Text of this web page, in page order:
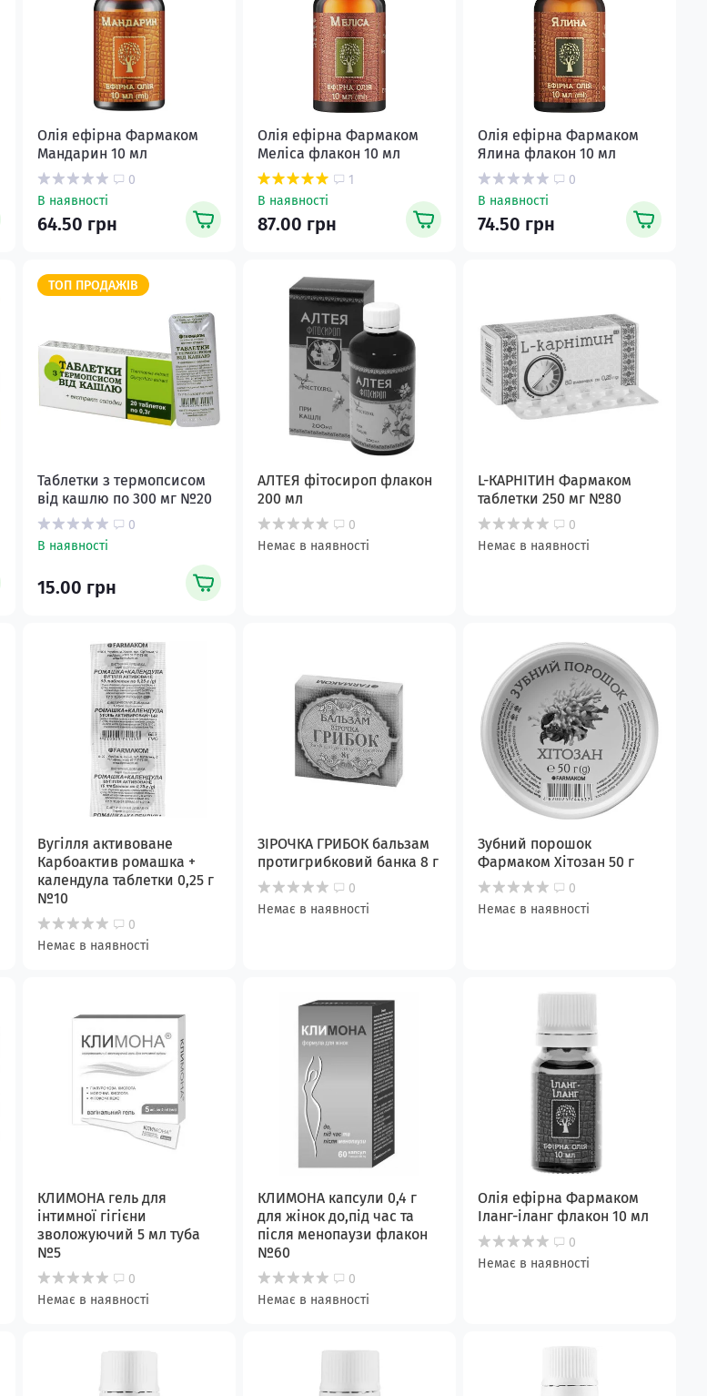
Олія ефірна Фармаком
Мандарин 10 мл
0
В наявності
64.50 грн
Олія ефірна Фармаком
Меліса флакон 10 мл
1
В наявності
87.00 грн
Олія ефірна Фармаком
Ялина флакон 10 мл
0
В наявності
74.50 грн
ТОП ПРОДАЖІВ
Таблетки з термопсисом
від кашлю по 300 мг №20
0
В наявності
15.00 грн
АЛТЕЯ фітосироп флакон
200 мл
0
Немає в наявності
L-КАРНІТИН Фармаком
таблетки 250 мг №80
0
Немає в наявності
Вугілля активоване
Карбоактив ромашка +
календула таблетки 0,25 г
№10
0
Немає в наявності
ЗІРОЧКА ГРИБОК бальзам
протигрибковий банка 8 г
0
Немає в наявності
Зубний порошок
Фармаком Хітозан 50 г
0
Немає в наявності
КЛИМОНА гель для
інтимної гігієни
зволожуючий 5 мл туба
№5
0
Немає в наявності
КЛИМОНА капcули 0,4 г
для жінок до,під час та
після менопаузи флакон
№60
0
Немає в наявності
Олія ефірна Фармаком
Іланг-іланг флакон 10 мл
0
Немає в наявності